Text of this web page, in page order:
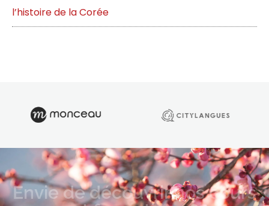
l’histoire de la Corée
Envie de découvrir nos cours